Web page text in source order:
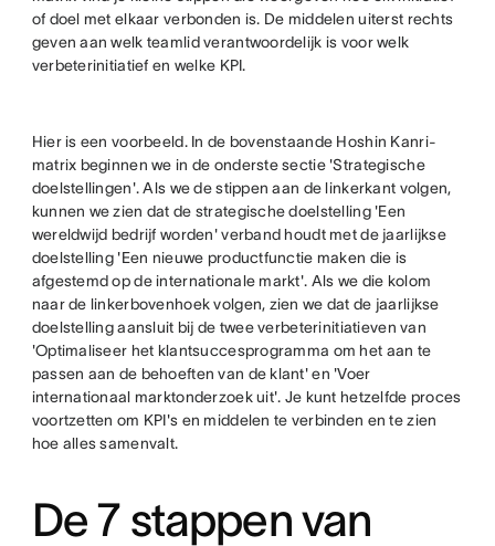
of doel met elkaar verbonden is. De middelen uiterst rechts
geven aan welk teamlid verantwoordelijk is voor welk
verbeterinitiatief en welke KPI.
Hier is een voorbeeld. In de bovenstaande Hoshin Kanri-
matrix beginnen we in de onderste sectie 'Strategische
doelstellingen'. Als we de stippen aan de linkerkant volgen,
kunnen we zien dat de strategische doelstelling 'Een
wereldwijd bedrijf worden' verband houdt met de jaarlijkse
doelstelling 'Een nieuwe productfunctie maken die is
afgestemd op de internationale markt'. Als we die kolom
naar de linkerbovenhoek volgen, zien we dat de jaarlijkse
doelstelling aansluit bij de twee verbeterinitiatieven van
'Optimaliseer het klantsuccesprogramma om het aan te
passen aan de behoeften van de klant' en 'Voer
internationaal marktonderzoek uit'. Je kunt hetzelfde proces
voortzetten om KPI's en middelen te verbinden en te zien
hoe alles samenvalt.
De 7 stappen van